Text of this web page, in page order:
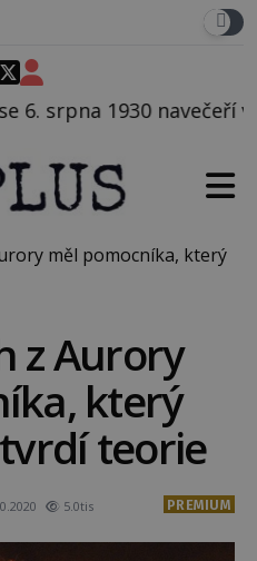
ve své oblíbené
měl pomocníka, který
z Aurory
který
teorie
5.0tis PREMIUM